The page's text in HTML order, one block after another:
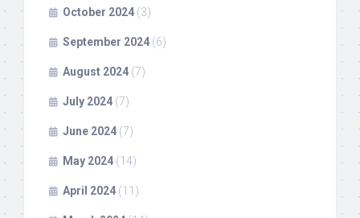
October 2024 (3)
September 2024 (6)
August 2024 (7)
July 2024 (7)
June 2024 (7)
May 2024 (14)
April 2024 (11)